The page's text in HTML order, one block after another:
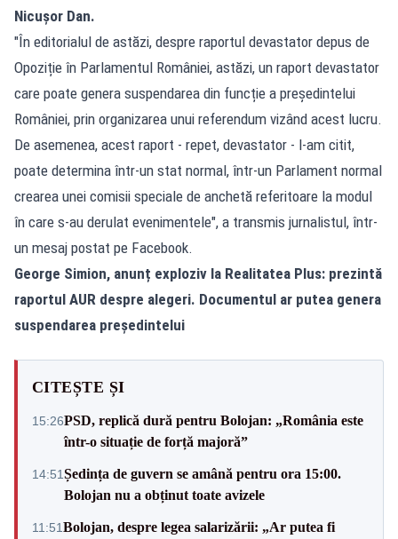
Nicușor Dan.
"În editorialul de astăzi, despre raportul devastator depus de
Opoziție în Parlamentul României, astăzi, un raport devastator
care poate genera suspendarea din funcție a președintelui
României, prin organizarea unui referendum vizând acest lucru.
De asemenea, acest raport - repet, devastator - l-am citit,
poate determina într-un stat normal, într-un Parlament normal
crearea unei comisii speciale de anchetă referitoare la modul
în care s-au derulat evenimentele", a transmis jurnalistul, într-
un mesaj postat pe Facebook.
George Simion, anunț exploziv la Realitatea Plus: prezintă
raportul AUR despre alegeri. Documentul ar putea genera
suspendarea președintelui
CITEȘTE ȘI
15:26PSD, replică dură pentru Bolojan: „România este
într-o situație de forță majoră”
14:51Ședința de guvern se amână pentru ora 15:00.
Bolojan nu a obținut toate avizele
11:51Bolojan, despre legea salarizării: „Ar putea fi